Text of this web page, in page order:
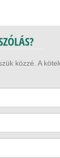
közzé. A